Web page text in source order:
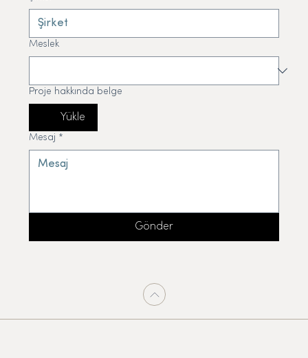
Meslek
Proje hakkında belge
Yükle
Mesaj *
Gönder